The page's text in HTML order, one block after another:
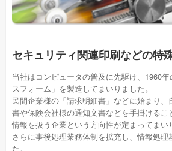
セキュリティ関連印刷などの特
当社はコンピュータの普及に先駆け、1960
スフォーム」を製造してまいりました。
民間企業様の「請求明細書」などに始まり
書や保険会社様の通知文書などを手掛けるこ
情報を扱う企業という方向性が定まってまい
さらに事後処理業務体制を拡充し、情報処理
た。